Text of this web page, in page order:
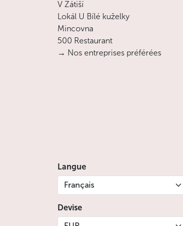
V Zátiší
Lokál U Bílé kuželky
Mincovna
500 Restaurant
→ Nos entreprises préférées
Langue
Français
Devise